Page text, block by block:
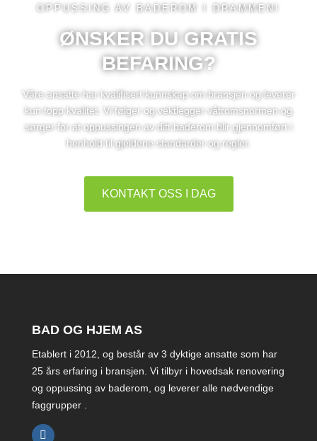
OPPUSSING AV BADEROM I DRAMMEN!
ØNSKER DU GRATIS
BEFARING?
Våre ansatte har kvalifisert kunnskap om bransjen og leverer
kun topp kvalitet. Vi følger og vektlegger våtromsnormen og
sørger for at oppussingen av ditt baderom blir gjennomført i
henhold til gjeldene standarder og regler.
KONTAKT OSS I DAG
BAD OG HJEM AS
Etablert i 2012, og består av 3 dyktige ansatte som har
25 års erfaring i bransjen. Vi tilbyr i hovedsak renovering
og oppussing av baderom, og leverer alle nødvendige
faggrupper .